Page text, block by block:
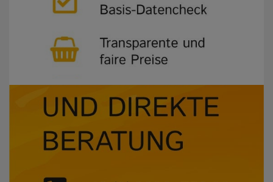
rillen, nuten oder prägen, ob Rückendrahtheftung oder
gefertigt. Auch bei aufwendigeren Verarbeitungsformen
wie Klebebindung und Fadenheftung bei Büchern oder
richtige Partner.
In unserem Online-Shop finden Sie eine Vielzahl an
hochwertigen Druckprodukten, von Visitenkarten und
Büchern, über XXL-Drucken bis hin zu Messe- und
Produkt dabei und sollten Sie widererwarten doch nicht